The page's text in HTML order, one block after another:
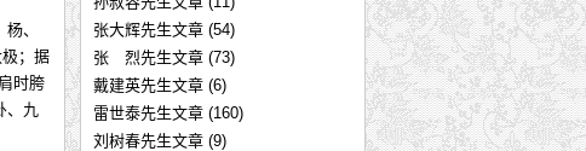
、
；据
时胯
、九
张大辉先生文章 (54)
张 烈先生文章 (73)
戴建英先生文章 (6)
雷世泰先生文章 (160)
刘树春先生文章 (9)